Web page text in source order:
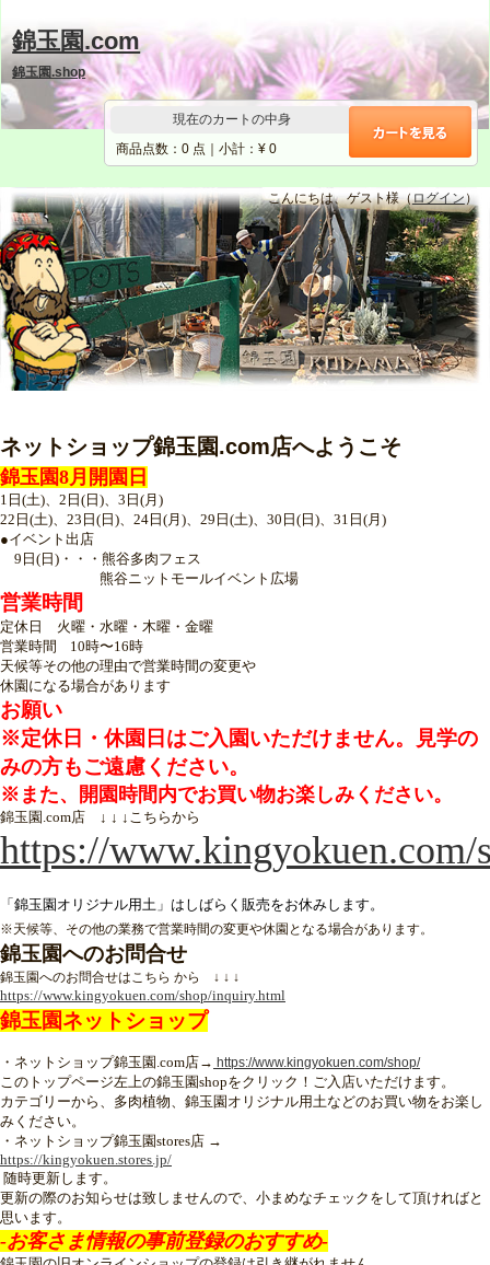
錦玉園.com
錦玉園.shop
現在のカートの中身
商品点数： 0点｜小計：¥ 0
こんにちは、ゲスト様（ログイン）
ネットショップ錦玉園.com店へようこそ
錦玉園8月開園日
1日(土)、2日(日)、3日(月)
22日(土)、23日(日)、24日(月)、29日(土)、30日(日)、31日(月)
●イベント出店
9日(日)・・・熊谷多肉フェス
熊谷ニットモールイベント広場
営業時間
定休日 火曜・水曜・木曜・金曜
営業時間 10時〜16時
天候等その他の理由で営業時間の変更や
休園になる場合があります
お願い
※定休日・休園日はご入園いただけません。見学の
みの方もご遠慮ください。
※また、開園時間内でお買い物お楽しみください。
錦玉園.com店 ↓ ↓ ↓こちらから
https://www.kingyokuen.com/
「錦玉園オリジナル用土」はしばらく販売をお休みします。
※天候等、その他の業務で営業時間の変更や休園となる場合があります。
錦玉園へのお問合せ
錦玉園へのお問合せはこちら から ↓ ↓ ↓
https://www.kingyokuen.com/shop/inquiry.html
錦玉園ネットショップ
・ネットショップ錦玉園.com店→ https://www.kingyokuen.com/shop/
このトップページ左上の錦玉園shopをクリック！ご入店いただけます。
カテゴリーから、多肉植物、錦玉園オリジナル用土などのお買い物をお楽し
みください。
・ネットショップ錦玉園stores店 →
https://kingyokuen.stores.jp/
随時更新します。
更新の際のお知らせは致しませんので、小まめなチェックをして頂ければと
思います。
-お客さま情報の事前登録のおすすめ-